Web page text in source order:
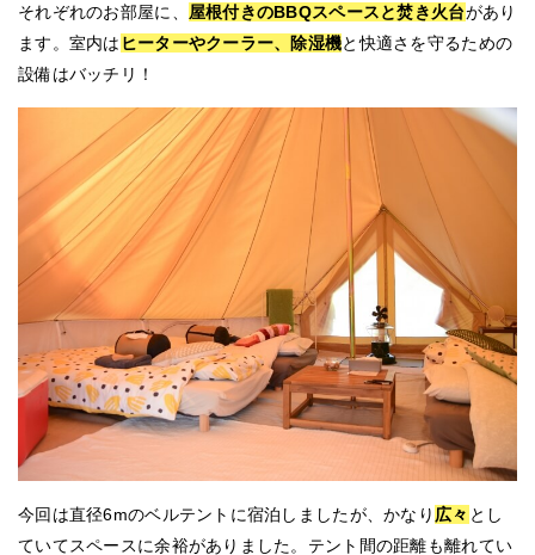
それぞれのお部屋に、 屋根付きのBBQスペースと焚き火台があり
ます。室内は ヒーターやクーラー、除湿機と快適さを守るための
設備はバッチリ！
今回は直径6mのベルテントに宿泊しましたが、かなり 広々 とし
ていてスペースに余裕がありました。テント間の距離も離れてい